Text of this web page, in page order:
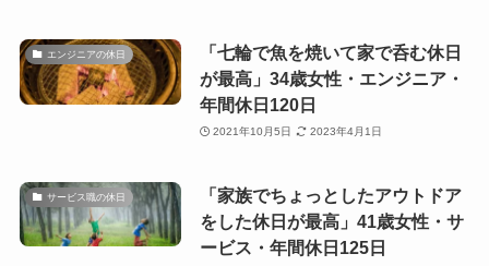
エンジニアの休日
「七輪で魚を焼いて家で呑む休日
が最高」34歳女性・エンジニア・
年間休日120日
2021年10月5日 2023年4月1日
サービス職の休日
「家族でちょっとしたアウトドア
をした休日が最高」41歳女性・サ
ービス・年間休日125日